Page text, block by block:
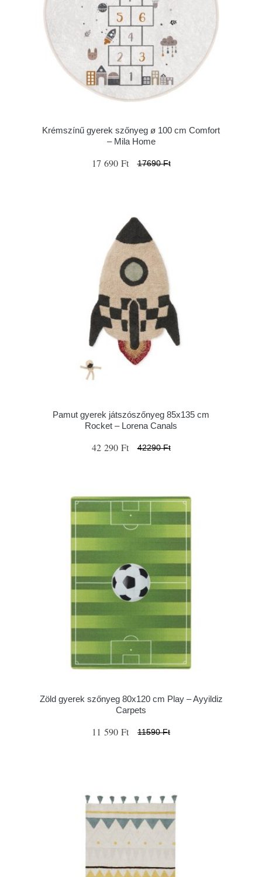
Krémszínű gyerek szőnyeg ø 100 cm Comfort
– Mila Home
17 690 Ft 17690 Ft
Pamut gyerek játszószőnyeg 85x135 cm
Rocket – Lorena Canals
42 290 Ft 42290 Ft
Zöld gyerek szőnyeg 80x120 cm Play – Ayyildiz
Carpets
11 590 Ft 11590 Ft